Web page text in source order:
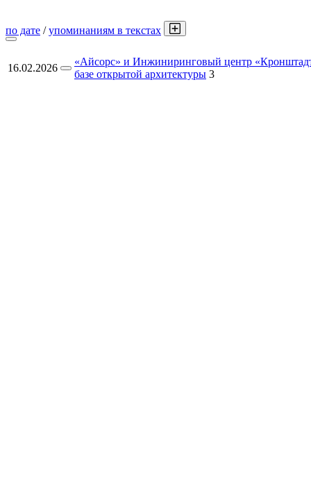
по дате /упоминаниям в текстах
16.02.2026
«Айсорс» и Инжиниринговый центр
базе открытой архитектуры 3